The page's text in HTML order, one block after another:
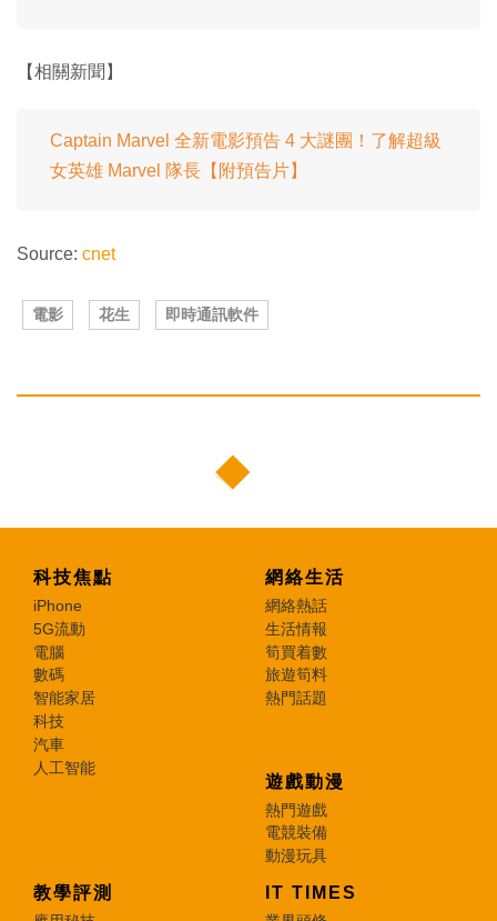
【相關新聞】
Captain Marvel 全新電影預告 4 大謎團！了解超級
女英雄 Marvel 隊長【附預告片】
Source: cnet
電影 花生 即時通訊軟件
科技焦點
iPhone
5G流動
電腦
數碼
智能家居
科技
汽車
人工智能
網絡生活
網絡熱話
生活情報
筍買着數
旅遊筍料
熱門話題
遊戲動漫
熱門遊戲
電競裝備
動漫玩具
教學評測 IT TIMES